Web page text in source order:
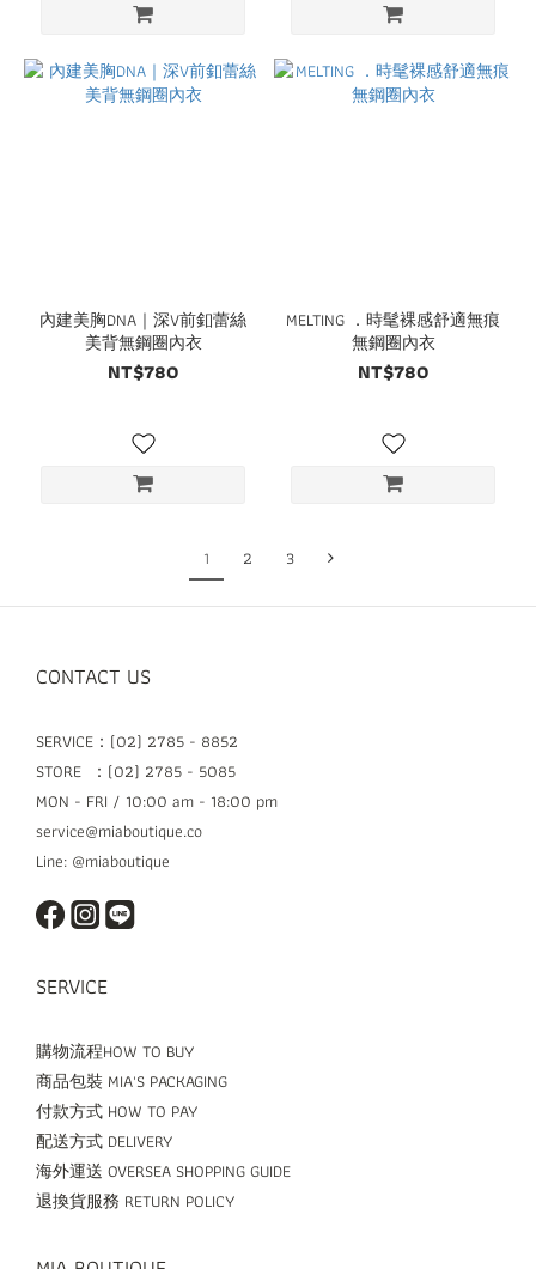
內建美胸DNA｜深V前釦蕾絲
美背無鋼圈內衣
NT$780
MELTING ．時髦裸感舒適無痕
無鋼圈內衣
NT$780
1 2 3
CONTACT US
SERVICE：(02) 2785 - 8852
STORE ：(02) 2785 - 5085
MON - FRI / 10:00 am - 18:00 pm
service@miaboutique.co
Line: @miaboutique
SERVICE
購物流程HOW TO BUY
商品包裝 MIA'S PACKAGING
付款方式 HOW TO PAY
配送方式 DELIVERY
海外運送 OVERSEA SHOPPING GUIDE
退換貨服務 RETURN POLICY